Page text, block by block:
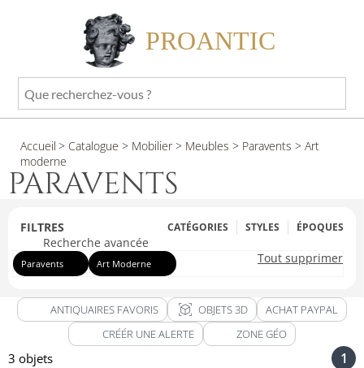
PROANTIC
Que
recherchez-
?
Accueil > Catalogue > Mobilier> Meubles > Paravents > Art
moderne
PARAVENTS
FILTRES CATÉGORIES STYLES ÉPOQUES
Recherche avancée
Tout supprimer
Paravents Art Moderne
ANTIQUAIRES FAVORIS view_in_ar OBJETS 3D
ACHAT PAYPAL
CRÉÉR UNE ALERTE
ZONE GÉO
3 objets 1